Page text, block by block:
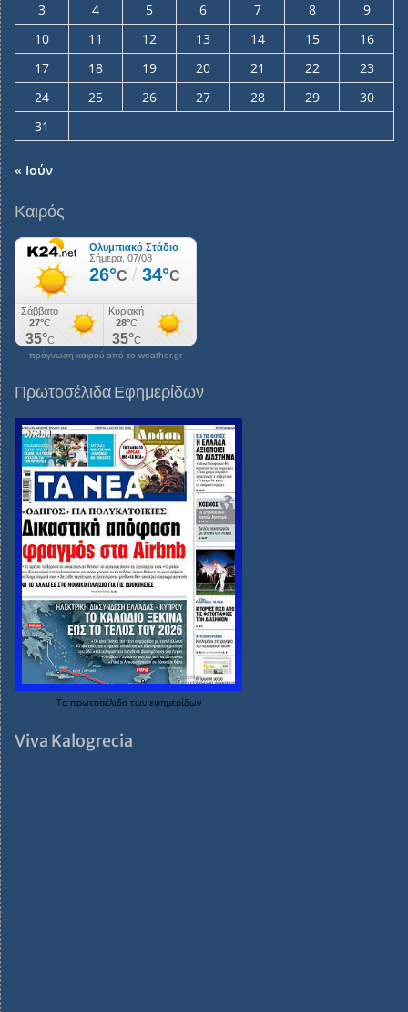
3
4 5 6 7 8
9
10
11 12 13 14 15
16
17
18 19 20 21 22
23
24
25 26 27 28 29
30
31
« Ιούν
Καιρός
πρόγνωση καιρού από το weather.gr
Πρωτοσέλιδα Εφημερίδων
Τα πρωτοσέλιδα των εφημερίδων
Viva Kalogrecia